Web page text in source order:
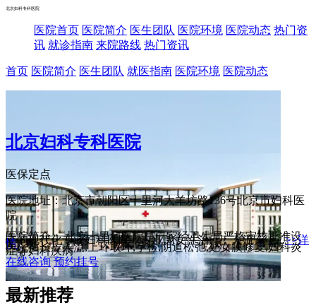
北京妇科专科医院
医院首页 医院简介 医生团队 医院环境 医院动态 热门资
讯 就诊指南 来院路线 热门资讯
首页 医院简介 医生团队 就医指南 医院环境 医院动态
北京妇科专科医院
医保定点
医院地址：北京市朝阳区十里河大羊坊路136号北京市妇科医
院
医院简介： 北京十里河医院是一家经卫生局严格审核批准设
立的现代化专业妇科医院，专业为女性治疗：人流、上...>>详
情
医院擅长：人流,上环取环,孕检,阴道松弛,处女膜修复,妇科炎
症等妇科疾病
在线咨询 预约挂号
最新推荐